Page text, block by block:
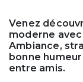
Venez
moderne
Ambiance,
bonne
entre amis.